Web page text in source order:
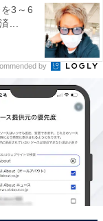
3～6
...
by